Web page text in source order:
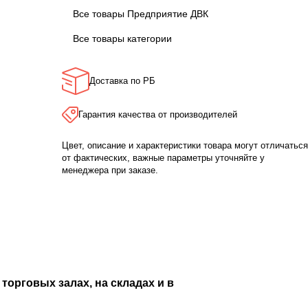
Все товары Предприятие ДВК
Все товары категории
Доставка по РБ
Гарантия качества от производителей
Цвет, описание и характеристики товара могут отличаться
от фактических, важные параметры уточняйте у
менеджера при заказе.
залах, на складах и в